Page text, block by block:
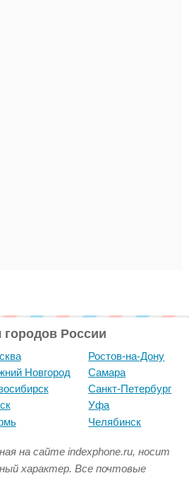
России
Новгород
Ростов-на-Дону
Самара
Санкт-Петербург
Уфа
Челябинск
на сайте indexphone.ru, носит
характер. Все почтовые